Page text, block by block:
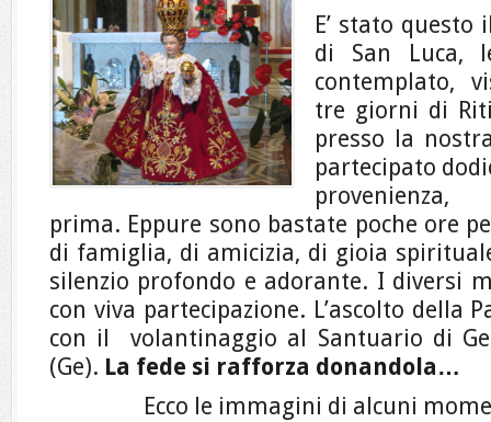
E’ stato
di San Luca,
contemplato,
tre giorni di
presso la
partecipato
prima. Eppure sono bastate poche ore
di famiglia, di amicizia, di gioia
silenzio profondo e adorante. I diversi
con viva partecipazione. L’ascolto della
con il volantinaggio al Santuario di
(Ge). La fede si rafforza donandola…
Ecco le immagini di alcuni